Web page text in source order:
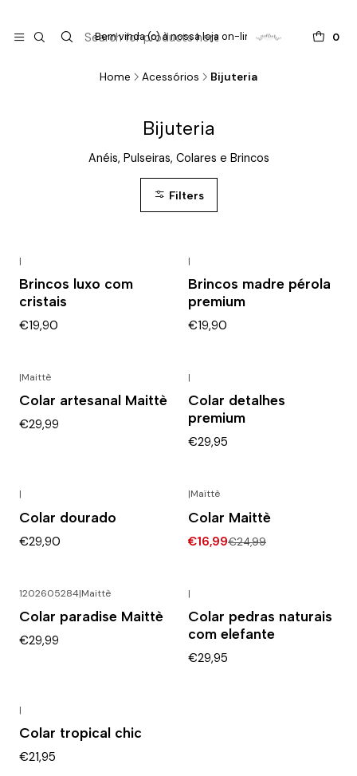
0
Bem vinda (o) à nossa loja on-line !
Home Acessórios Bijuteria
Bijuteria
Anéis, Pulseiras, Colares e Brincos
Filters
|
Brincos luxo com
cristais
€19,90
|
Brincos madre pérola
premium
€19,90
|Maittè
Colar artesanal Maittè
€29,99
|
Colar detalhes
premium
€29,95
|
Colar dourado
€29,90
|Maïttè
Colar Maittè
€16,99€24,99
1202605284|Maittè
Colar paradise Maittè
€29,99
|
Colar pedras naturais
com elefante
€29,95
|
Colar tropical chic
€21,95